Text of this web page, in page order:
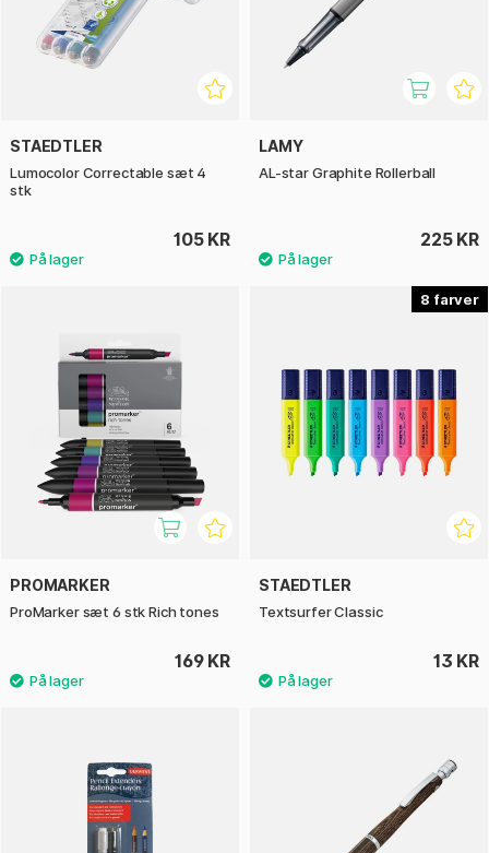
STAEDTLER
Lumocolor Correctable sæt 4
stk
105 KR
LAMY
AL-star Graphite Rollerball
225 KR
PROMARKER
ProMarker sæt 6 stk Rich tones
169 KR
8
STAEDTLER
Textsurfer Classic
13 KR